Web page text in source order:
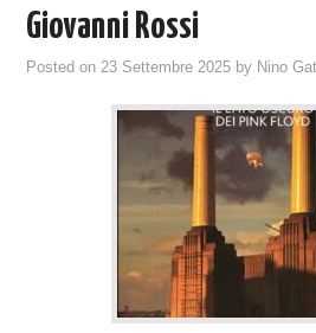
SYD BARRETT – ALLE SOGLIE
DELL’ALBA
COVER & TRIBUTI
DISCOGRAFIA
Giovanni Rossi
Posted on23 Settembre 2025 by Nino